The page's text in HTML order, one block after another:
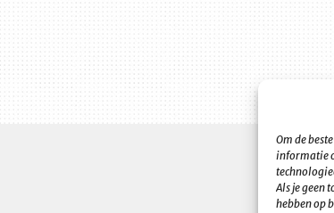
Om de
informatie
Als je geen
hebben op
Deze
optie
productpagina